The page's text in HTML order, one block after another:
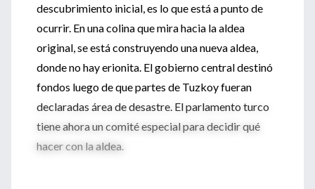
descubrimiento inicial, es lo que está a punto de
ocurrir. En una colina que mira hacia la aldea
original, se está construyendo una nueva aldea,
donde no hay erionita. El gobierno central destinó
fondos luego de que partes de Tuzkoy fueran
declaradas área de desastre. El parlamento turco
tiene ahora un comité especial para decidir qué
hacer con la aldea.